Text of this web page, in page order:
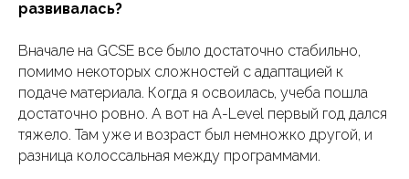
развивалась?
Вначале на GCSE все было достаточно стабильно,
помимо некоторых сложностей с адаптацией к
подаче материала. Когда я освоилась, учеба пошла
достаточно ровно. А вот на A-Level первый год дался
тяжело. Там уже и возраст был немножко другой, и
разница колоссальная между программами.